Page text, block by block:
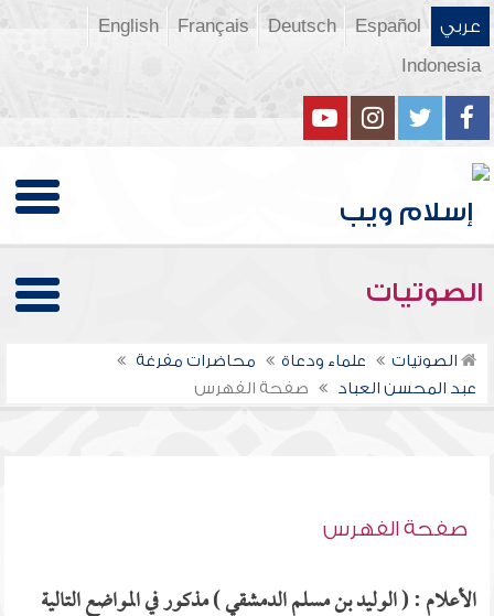
عربي Español
Deutsch
Français
English
Indonesia
الصوتيات
الصوتيات علماء ودعاة
محاضرات مفرغة
عبد المحسن العباد
صفحة الفهرس
صفحة الفهرس
الأعلام : ( الوليد بن مسلم الدمشقي ) مذكور في المواضع التالية